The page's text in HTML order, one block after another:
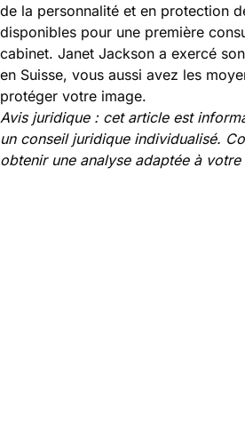
de la personnalité et en protection
disponibles pour une première
cabinet. Janet Jackson a exercé
en Suisse, vous aussi avez les
protéger votre image.
Avis juridique : cet article est
un conseil juridique individualisé.
obtenir une analyse adaptée à votre